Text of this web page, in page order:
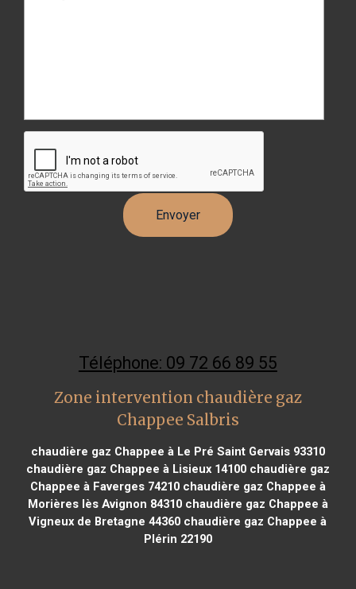
Téléphone: 09 72 66 89 55
Zone intervention chaudière gaz
Chappee Salbris
chaudière gaz Chappee à Le Pré Saint Gervais 93310
chaudière gaz Chappee à Lisieux 14100chaudière gaz
Chappee à Faverges 74210chaudière gaz Chappee à
Morières lès Avignon 84310chaudière gaz Chappee à
Vigneux de Bretagne 44360 chaudière gaz Chappee à
Plérin 22190